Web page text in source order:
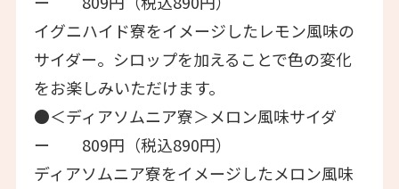
イグニハイド寮をイメージしたレモン風味の
サイダー。シロップを加えることで色の変化
をお楽しみいただけます。
●＜ディアソムニア寮＞メロン風味サイダ
ー 809円（税込890円）
ディアソムニア寮をイメージしたメロン風味